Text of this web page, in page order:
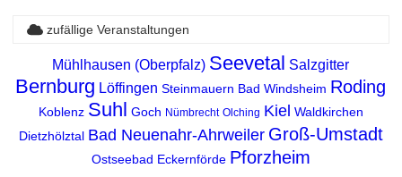
zufällige Veranstaltungen
Mühlhausen (Oberpfalz) Seevetal Salzgitter
Bernburg Löffingen Steinmauern Bad Windsheim Roding
Koblenz Suhl Goch Nümbrecht Olching Kiel Waldkirchen
Dietzhölztal Bad Neuenahr-Ahrweiler Groß-Umstadt
Ostseebad Eckernförde Pforzheim